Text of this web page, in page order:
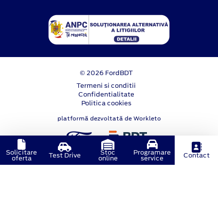
© 2026 FordBDT
Termeni si conditii
Confidentialitate
Politica cookies
platformă dezvoltată de Workleto
Solicitare
oferta Test Drive Stoc
online
Programare
service Contact